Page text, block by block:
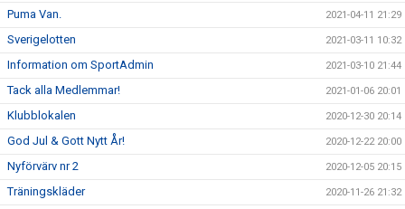
Puma Van. 2021-04-11 21:29
Sverigelotten 2021-03-11 10:32
Information om SportAdmin 2021-03-10 21:44
Tack alla Medlemmar! 2021-01-06 20:01
Klubblokalen 2020-12-30 20:14
God Jul & Gott Nytt År! 2020-12-22 20:00
Nyförvärv nr 2 2020-12-05 20:15
Träningskläder 2020-11-26 21:32